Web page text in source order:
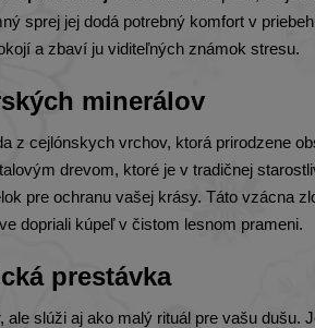
sprej jej dodá potrebný komfort v
a zbaví ju viditeľných známok stresu.
minerálov
z cejlónskych vrchov, ktorá prirodzene
drevom, ktoré je v tradičnej
pre ochranu vašej krásy. Táto vzácna
dopriali kúpeľ v čistom lesnom prameni.
prestávka
ale slúži aj ako malý rituál pre vašu dušu.